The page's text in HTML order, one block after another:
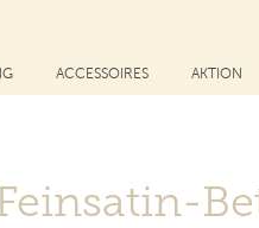
ACCESSOIRES AKTION